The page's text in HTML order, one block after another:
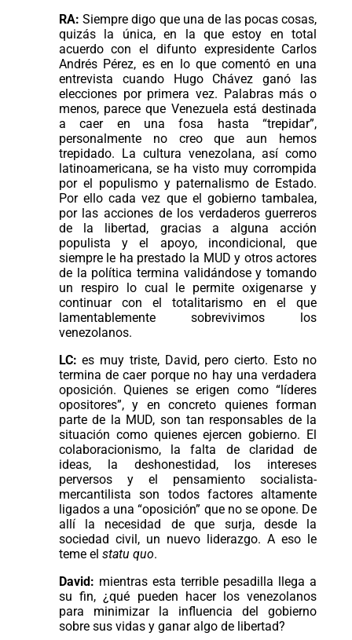
RA:Siempre digo que una de las pocas cosas,
quizás la única, en la que estoy en total
acuerdo con el difunto expresidente Carlos
Andrés Pérez, es en lo que comentó en una
entrevista cuando Hugo Chávez ganó las
elecciones por primera vez. Palabras más o
menos, parece que Venezuela está destinada
a caer en una fosa hasta “trepidar”,
personalmente no creo que aun hemos
trepidado. La cultura venezolana, así como
latinoamericana, se ha visto muy corrompida
por el populismo y paternalismo de Estado.
Por ello cada vez que el gobierno tambalea,
por las acciones de los verdaderos guerreros
de la libertad, gracias a alguna acción
populista y el apoyo, incondicional, que
siempre le ha prestado la MUD y otros actores
de la política termina validándose y tomando
un respiro lo cual le permite oxigenarse y
continuar con el totalitarismo en el que
lamentablemente sobrevivimos los
venezolanos.
LC: es muy triste, David, pero cierto. Esto no
termina de caer porque no hay una verdadera
oposición. Quienes se erigen como “líderes
opositores”, y en concreto quienes forman
parte de la MUD, son tan responsables de la
situación como quienes ejercen gobierno. El
colaboracionismo, la falta de claridad de
ideas, la deshonestidad, los intereses
perversos y el pensamiento socialista-
mercantilista son todos factores altamente
ligados a una “oposición” que no se opone. De
allí la necesidad de que surja, desde la
sociedad civil, un nuevo liderazgo. A eso le
teme el statu quo.
David: mientras esta terrible pesadilla llega a
su fin, ¿qué pueden hacer los venezolanos
para minimizar la influencia del gobierno
sobre sus vidas y ganar algo de libertad?